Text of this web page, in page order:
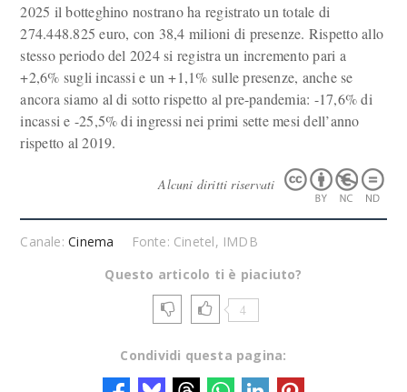
2025 il botteghino nostrano ha registrato un totale di
274.448.825 euro, con 38,4 milioni di presenze. Rispetto allo
stesso periodo del 2024 si registra un incremento pari a
+2,6% sugli incassi e un +1,1% sulle presenze, anche se
ancora siamo al di sotto rispetto al pre-pandemia: -17,6% di
incassi e -25,5% di ingressi nei primi sette mesi dell’anno
rispetto al 2019.
Alcuni diritti riservati
Canale:Cinema
Fonte: Cinetel, IMDB
Questo articolo ti è piaciuto?
4
Condividi questa pagina: